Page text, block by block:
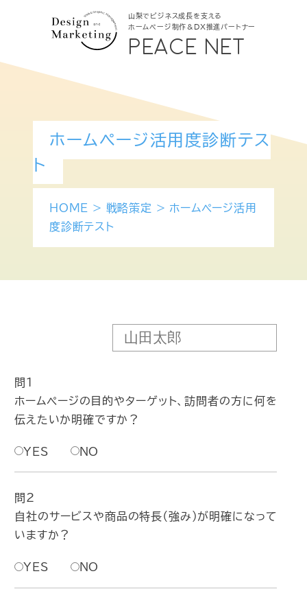
PEACE NET
山梨でビジネス成長を支える
ホームページ制作＆DX推進パートナー
ホームページ活用度診断テス
ト
HOME > 戦略策定 > ホームページ活用
度診断テスト
問1
ホームページの目的やターゲット、訪問者の方に何を
伝えたいか明確ですか？
YES NO
問2
自社のサービスや商品の特長（強み）が明確になって
いますか？
YES NO